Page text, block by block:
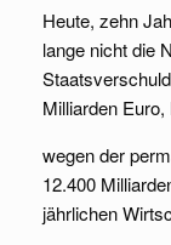
Heute, zehn
lange nicht die
Milliarden
wegen der
12.400
jährlichen